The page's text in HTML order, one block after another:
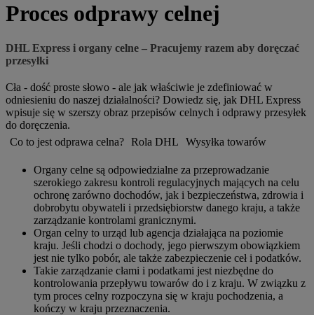
Proces odprawy celnej
DHL Express i organy celne – Pracujemy razem aby doręczać
przesyłki
Cła - dość proste słowo - ale jak właściwie je zdefiniować w
odniesieniu do naszej działalności? Dowiedz się, jak DHL Express
wpisuje się w szerszy obraz przepisów celnych i odprawy przesyłek
do doręczenia.
Co to jest odprawa celna? Rola DHL Wysyłka towarów
Organy celne są odpowiedzialne za przeprowadzanie
szerokiego zakresu kontroli regulacyjnych mających na celu
ochronę zarówno dochodów, jak i bezpieczeństwa, zdrowia i
dobrobytu obywateli i przedsiębiorstw danego kraju, a także
zarządzanie kontrolami granicznymi.
Organ celny to urząd lub agencja działająca na poziomie
kraju. Jeśli chodzi o dochody, jego pierwszym obowiązkiem
jest nie tylko pobór, ale także zabezpieczenie ceł i podatków.
Takie zarządzanie cłami i podatkami jest niezbędne do
kontrolowania przepływu towarów do i z kraju. W związku z
tym proces celny rozpoczyna się w kraju pochodzenia, a
kończy w kraju przeznaczenia.